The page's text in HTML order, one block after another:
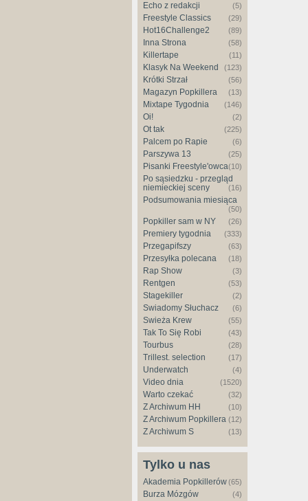
Echo z redakcji (5)
Freestyle Classics (29)
Hot16Challenge2 (89)
Inna Strona (58)
Killertape (11)
Klasyk Na Weekend (123)
Krótki Strzał (56)
Magazyn Popkillera (13)
Mixtape Tygodnia (146)
Oi! (2)
Ot tak (225)
Palcem po Rapie (6)
Parszywa 13 (25)
Pisanki Freestyle'owca(10)
Po sąsiedzku - przegląd
niemieckiej sceny
(16)
Podsumowania miesiąca
(50)
Popkiller sam w NY (26)
Premiery tygodnia (333)
Przegapifszy (63)
Przesyłka polecana (18)
Rap Show (3)
Rentgen (53)
Stagekiller (2)
Świadomy Słuchacz (6)
Świeża Krew (55)
Tak To Się Robi (43)
Tourbus (28)
Trillest. selection (17)
Underwatch (4)
Video dnia (1520)
Warto czekać (32)
Z Archiwum HH (10)
Z Archiwum Popkillera (12)
Z Archiwum S (13)
Tylko u nas
Akademia Popkillerów(65)
Burza Mózgów (4)